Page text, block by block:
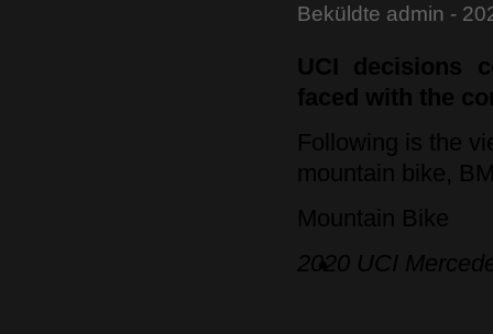
Beküldte admin -
UCI decisions
faced with the
Following is the
mountain bike,
Mountain Bike
2020 UCI